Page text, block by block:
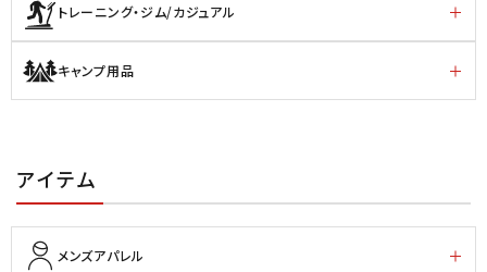
トレーニング・ジム/カジュアル
キャンプ用品
アイテム
メンズアパレル